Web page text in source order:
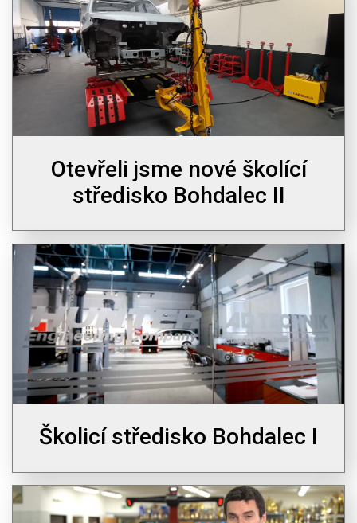
Otevřeli jsme nové školící
středisko Bohdalec II
Školicí středisko Bohdalec I